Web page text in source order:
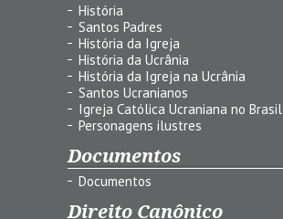
História
Santos Padres
História da Igreja
História da Ucrânia
História da Igreja na Ucrânia
Santos Ucranianos
Igreja Católica Ucraniana no Brasil
Personagens ilustres
Documentos
Documentos
Direito Canônico